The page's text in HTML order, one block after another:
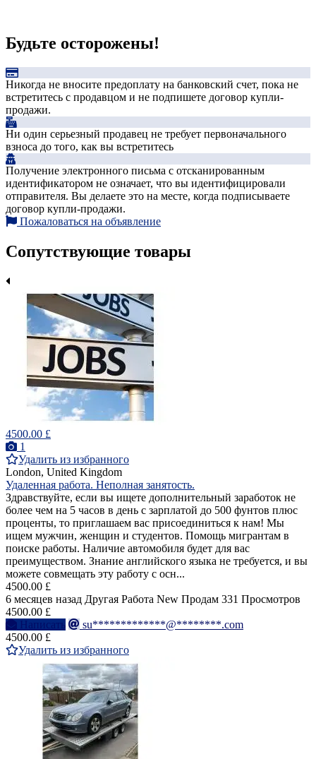
Будьте осторожены!
Никогда не вносите предоплату на банковский счет, пока не
встретитесь с продавцом и не подпишете договор купли-
продажи.
Ни один серьезный продавец не требует первоначального
взноса до того, как вы встретитесь
Получение электронного письма с отсканированным
идентификатором не означает, что вы идентифицировали
отправителя. Вы делаете это на месте, когда подписываете
договор купли-продажи.
Пожаловаться на объявление
Сопутствующие товары
4500.00 £
1
Удалить из избранного
London, United Kingdom
Удаленная работа. Неполная занятость.
Здравствуйте, если вы ищете дополнительный заработок не
более чем на 5 часов в день с зарплатой до 500 фунтов плюс
проценты, то приглашаем вас присоединиться к нам! Мы
ищем мужчин, женщин и студентов. Помощь мигрантам в
поиске работы. Наличие автомобиля будет для вас
преимуществом. Знание английского языка не требуется, и вы
можете совмещать эту работу с осн...
4500.00 £
6 месяцев назад Другая Работа New Продам 331 Просмотров
4500.00 £
Написать
su*************@********.com
4500.00 £
Удалить из избранного